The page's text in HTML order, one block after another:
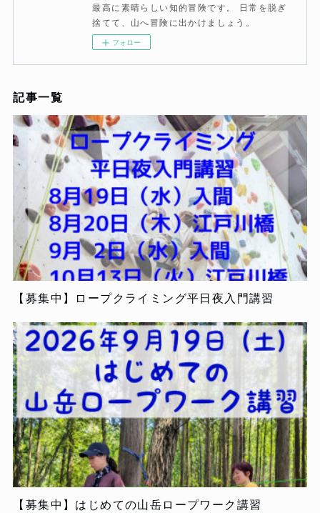
最高に素晴らしい知的冒険です。 日常を脱ぎ
捨てて、山へ冒険に出かけましょう。
フォロー
記事一覧
【募集中】ロープクライミング平日夜入門講習
【募集中】はじめての山岳ロープワーク講習